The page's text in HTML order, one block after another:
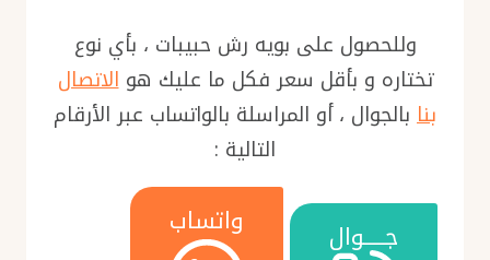
وللحصول على بويه رش حبيبات ، بأي نوع
تختاره و بأقل سعر فكل ما عليك هوالاتصال
بنا بالجوال ، أو المراسلة بالواتساب عبر الأرقام
التالية :
جـــــوال واتساب